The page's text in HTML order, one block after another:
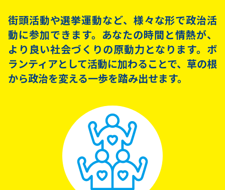
街頭活動や選挙運動など、様々な形で政治活
動に参加できます。あなたの時間と情熱が、
より良い社会づくりの原動力となります。ボ
ランティアとして活動に加わることで、草の根
から政治を変える一歩を踏み出せます。